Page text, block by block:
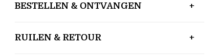
BESTELLEN & ONTVANGEN
RUILEN & RETOUR